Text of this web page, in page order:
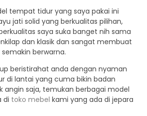
tempat tidur yang saya pakai ini
jati solid yang berkualitas pilihan,
saya suka banget nih sama
dan klasik dan sangat membuat
berwarna.
beristirahat anda dengan nyaman
di lantai yang cuma bikin badan
angin saja, temukan berbagai model
di toko mebel kami yang ada di jepara